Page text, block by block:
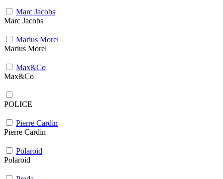
Marc Jacobs
Marc Jacobs
Marius Morel
Marius Morel
Max&Co
Max&Co
POLICE
Pierre Cardin
Pierre Cardin
Polaroid
Polaroid